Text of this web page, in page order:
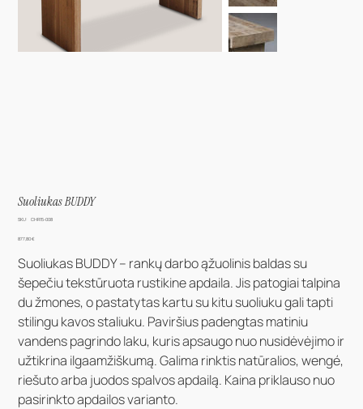
Suoliukas BUDDY
SKU:
SKU
008
CHR15-008
Kaina
877,80 €
Suoliukas BUDDY – rankų darbo ąžuolinis baldas su
šepečiu tekstūruota rustikine apdaila. Jis patogiai talpina
du žmones, o pastatytas kartu su kitu suoliuku gali tapti
stilingu kavos staliuku. Paviršius padengtas matiniu
vandens pagrindo laku, kuris apsaugo nuo nusidėvėjimo ir
užtikrina ilgaamžiškumą. Galima rinktis natūralios, wengé,
riešuto arba juodos spalvos apdailą. Kaina priklauso nuo
pasirinkto apdailos varianto.